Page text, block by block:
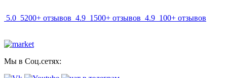
5.0 5200+ отзывов 4.9 1500+ отзывов 4.9 100+ отзывов
Мы в Соц.сетях: